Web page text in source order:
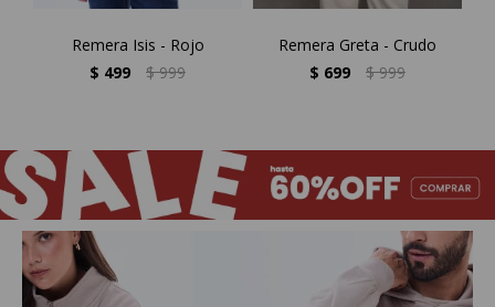
Remera Isis - Rojo
$ 499 $ 999
Remera Greta - Crudo
$ 699 $ 999